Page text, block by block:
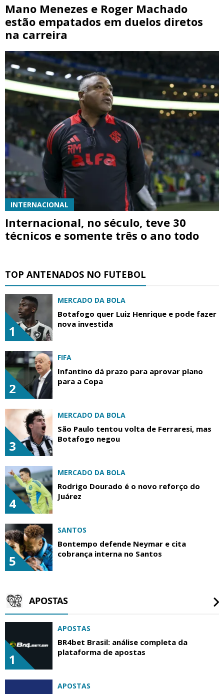
Mano Menezes e Roger Machado
estão empatados em duelos diretos
na carreira
INTERNACIONAL
Internacional, no século, teve 30
técnicos e somente três o ano todo
TOP ANTENADOS NO FUTEBOL
1
MERCADO DA BOLA
Botafogo quer Luiz Henrique e pode fazer
nova investida
2
FIFA
Infantino dá prazo para aprovar plano
para a Copa
3
MERCADO DA BOLA
São Paulo tentou volta de Ferraresi, mas
Botafogo negou
4
MERCADO DA BOLA
Rodrigo Dourado é o novo reforço do
Juárez
5
SANTOS
Bontempo defende Neymar e cita
cobrança interna no Santos
APOSTAS
1
APOSTAS
BR4bet Brasil: análise completa da
plataforma de apostas
APOSTAS